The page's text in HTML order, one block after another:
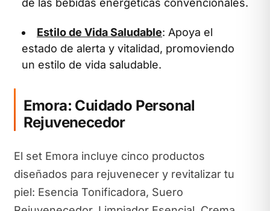
Estilo de Vida Saludable: Apoya el
estado de alerta y vitalidad, promoviendo
un estilo de vida saludable.
Emora: Cuidado Personal
Rejuvenecedor
El set Emora incluye cinco productos
diseñados para rejuvenecer y revitalizar tu
piel: Esencia Tonificadora, Suero